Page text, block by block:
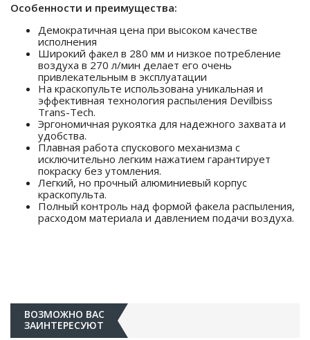
Особенности и преимущества:
Демократичная цена при высоком качестве
исполнения
Широкий факел в 280 мм и низкое потребление
воздуха в 270 л/мин делает его очень
привлекательным в эксплуатации
На краскопульте использована уникальная и
эффективная технология распыления Devilbiss
Trans-Tech.
Эргономичная рукоятка для надежного захвата и
удобства.
Плавная работа спускового механизма с
исключительно легким нажатием гарантирует
покраску без утомления.
Легкий, но прочный алюминиевый корпус
краскопульта.
Полный контроль над формой факела распыления,
расходом материала и давлением подачи воздуха.
ВОЗМОЖНО ВАС
ЗАИНТЕРЕСУЮТ